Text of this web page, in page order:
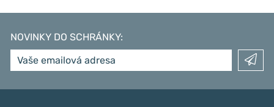
NOVINKY DO SCHRÁNKY: